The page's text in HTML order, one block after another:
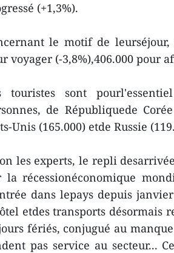
(+1,3%).
le motif de
voyager (-3,8%),406.000 pour
touristes sont
de Républiquede
Unis (165.000) etde Russie
les experts, le repli
la récessionéconomique
dans lepays depuis
etdes transports désormais
fériés, conjugué au
pas service au secteur...